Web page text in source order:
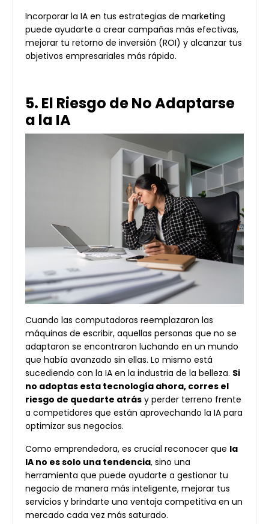
Incorporar la IA en tus estrategias de marketing
puede ayudarte a crear campañas más efectivas,
mejorar tu retorno de inversión (ROI) y alcanzar tus
objetivos empresariales más rápido.
5. El Riesgo de No Adaptarse
a la IA
Cuando las computadoras reemplazaron las
máquinas de escribir, aquellas personas que no se
adaptaron se encontraron luchando en un mundo
que había avanzado sin ellas. Lo mismo está
sucediendo con la IA en la industria de la belleza. Si
no adoptas esta tecnología ahora, corres el
riesgo de quedarte atrás y perder terreno frente
a competidores que están aprovechando la IA para
optimizar sus negocios.
Como emprendedora, es crucial reconocer que la
IA no es solo una tendencia, sino una
herramienta que puede ayudarte a gestionar tu
negocio de manera más inteligente, mejorar tus
servicios y brindarte una ventaja competitiva en un
mercado cada vez más saturado.